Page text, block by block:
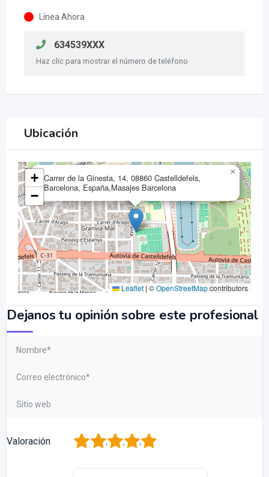
Línea Ahora
634539XXX
Haz clic para mostrar el número de teléfono
Ubicación
Carrer de la Ginesta, 14, 08860 Castelldefels,
Barcelona, España,Masajes Barcelona
×
+
−
Leaflet | ©OpenStreetMapcontributors
Dejanos tu opinión sobre este profesional
Valoración 5
4
3
2